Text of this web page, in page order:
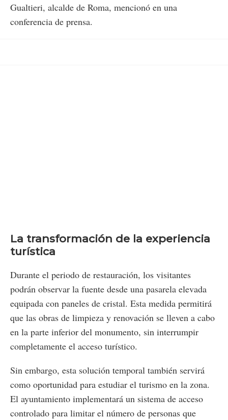
Gualtieri, alcalde de Roma, mencionó en una
conferencia de prensa.
La transformación de la experiencia
turística
Durante el periodo de restauración, los visitantes
podrán observar la fuente desde una pasarela elevada
equipada con paneles de cristal. Esta medida permitirá
que las obras de limpieza y renovación se lleven a cabo
en la parte inferior del monumento, sin interrumpir
completamente el acceso turístico.
Sin embargo, esta solución temporal también servirá
como oportunidad para estudiar el turismo en la zona.
El ayuntamiento implementará un sistema de acceso
controlado para limitar el número de personas que